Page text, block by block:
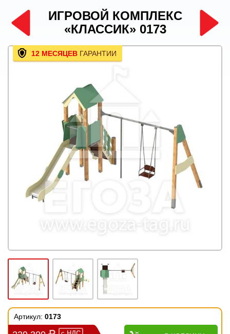
ИГРОВОЙ КОМПЛЕКС
«КЛАССИК» 0173
12 МЕСЯЦЕВ ГАРАНТИИ
Артикул: 0173